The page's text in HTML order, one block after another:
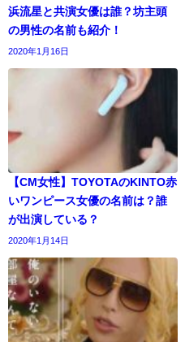
浜流星と共演女優は誰？坊主頭
の男性の名前も紹介！
2020年1月16日
【CM女性】TOYOTAのKINTO赤
いワンピース女優の名前は？誰
が出演している？
2020年1月14日